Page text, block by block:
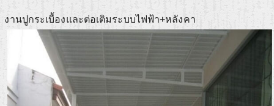
งานปูกระเบื้องและต่อเติมระบบไฟฟ้า+หลังคา